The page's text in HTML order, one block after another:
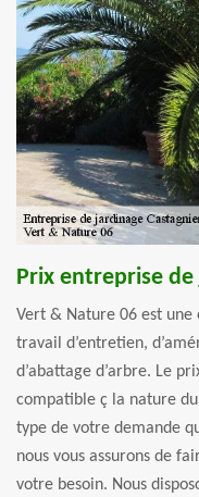
Prix entreprise
Vert & Nature 06 est
travail d’entretien,
d’abattage d’arbre. Le
compatible ç la nature
type de votre demande
nous vous assurons de
votre besoin. Nous